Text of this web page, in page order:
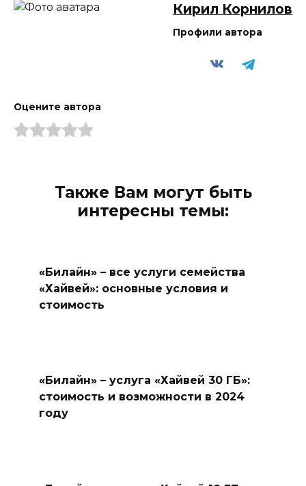
Кирил Корнилов
Профили автора
Оцените автора
Также Вам могут быть
интересны темы:
«Билайн» – все услуги семейства
«Хайвей»: основные условия и
стоимость
«Билайн» – услуга «Хайвей 30 ГБ»:
стоимость и возможности в 2024
году